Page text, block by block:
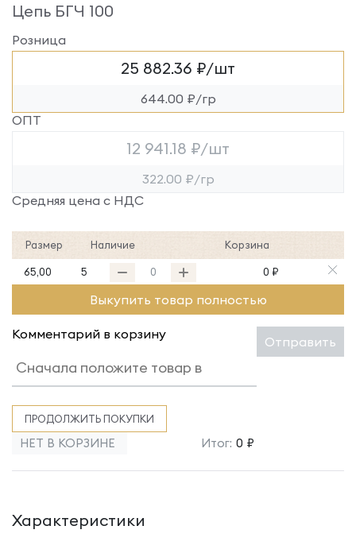
Цепь БГЧ 100
Розница
25 882.36 ₽/шт
644.00 ₽/гр
ОПТ
12 941.18 ₽/шт
322.00 ₽/гр
Средняя цена с НДС
Размер Наличие Корзина
65,00 5 0 ₽
Выкупить товар полностью
Комментарий в корзину Отправить
ПРОДОЛЖИТЬ ПОКУПКИ
НЕТ В КОРЗИНЕ Итог: 0 ₽
Характеристики